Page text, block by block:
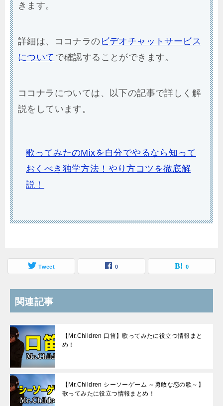
きます。
詳細は、ココナラの ビデオチャットサービス
について で確認することができます。
ココナラについては、以下の記事で詳しく解
説をしています。
歌ってみたのMixを自分でやるなら知って
おくべき独学方法！やり方コツを徹底解
説！
Tweet 0 0
関連記事
【Mr.Children 口笛】歌ってみたに役立つ情報まと
め！
【Mr.Children シーソーゲーム ～勇敢な恋の歌～】
歌ってみたに役立つ情報まとめ！